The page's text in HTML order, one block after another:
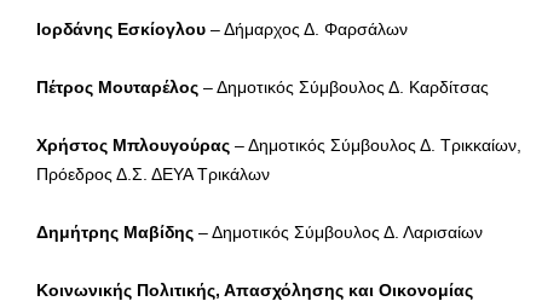
Ιορδάνης Εσκίογλου – Δήμαρχος Δ. Φαρσάλων
Πέτρος Μουταρέλος – Δημοτικός Σύμβουλος Δ. Καρδίτσας
Χρήστος Μπλουγούρας – Δημοτικός Σύμβουλος Δ. Τρικκαίων,
Πρόεδρος Δ.Σ. ΔΕΥΑ Τρικάλων
Δημήτρης Μαβίδης – Δημοτικός Σύμβουλος Δ. Λαρισαίων
Κοινωνικής Πολιτικής, Απασχόλησης και Οικονομίας